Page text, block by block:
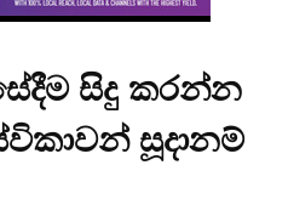
සිදු කරන්න
සූදානම්